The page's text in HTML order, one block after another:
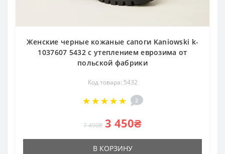
Женские черные кожаные сапоги Kaniowski k-
1037607 5432 с утеплением еврозима от
польской фабрики
Код товара: 5432
2
7 490₴ 3 450₴
В КОРЗИНУ